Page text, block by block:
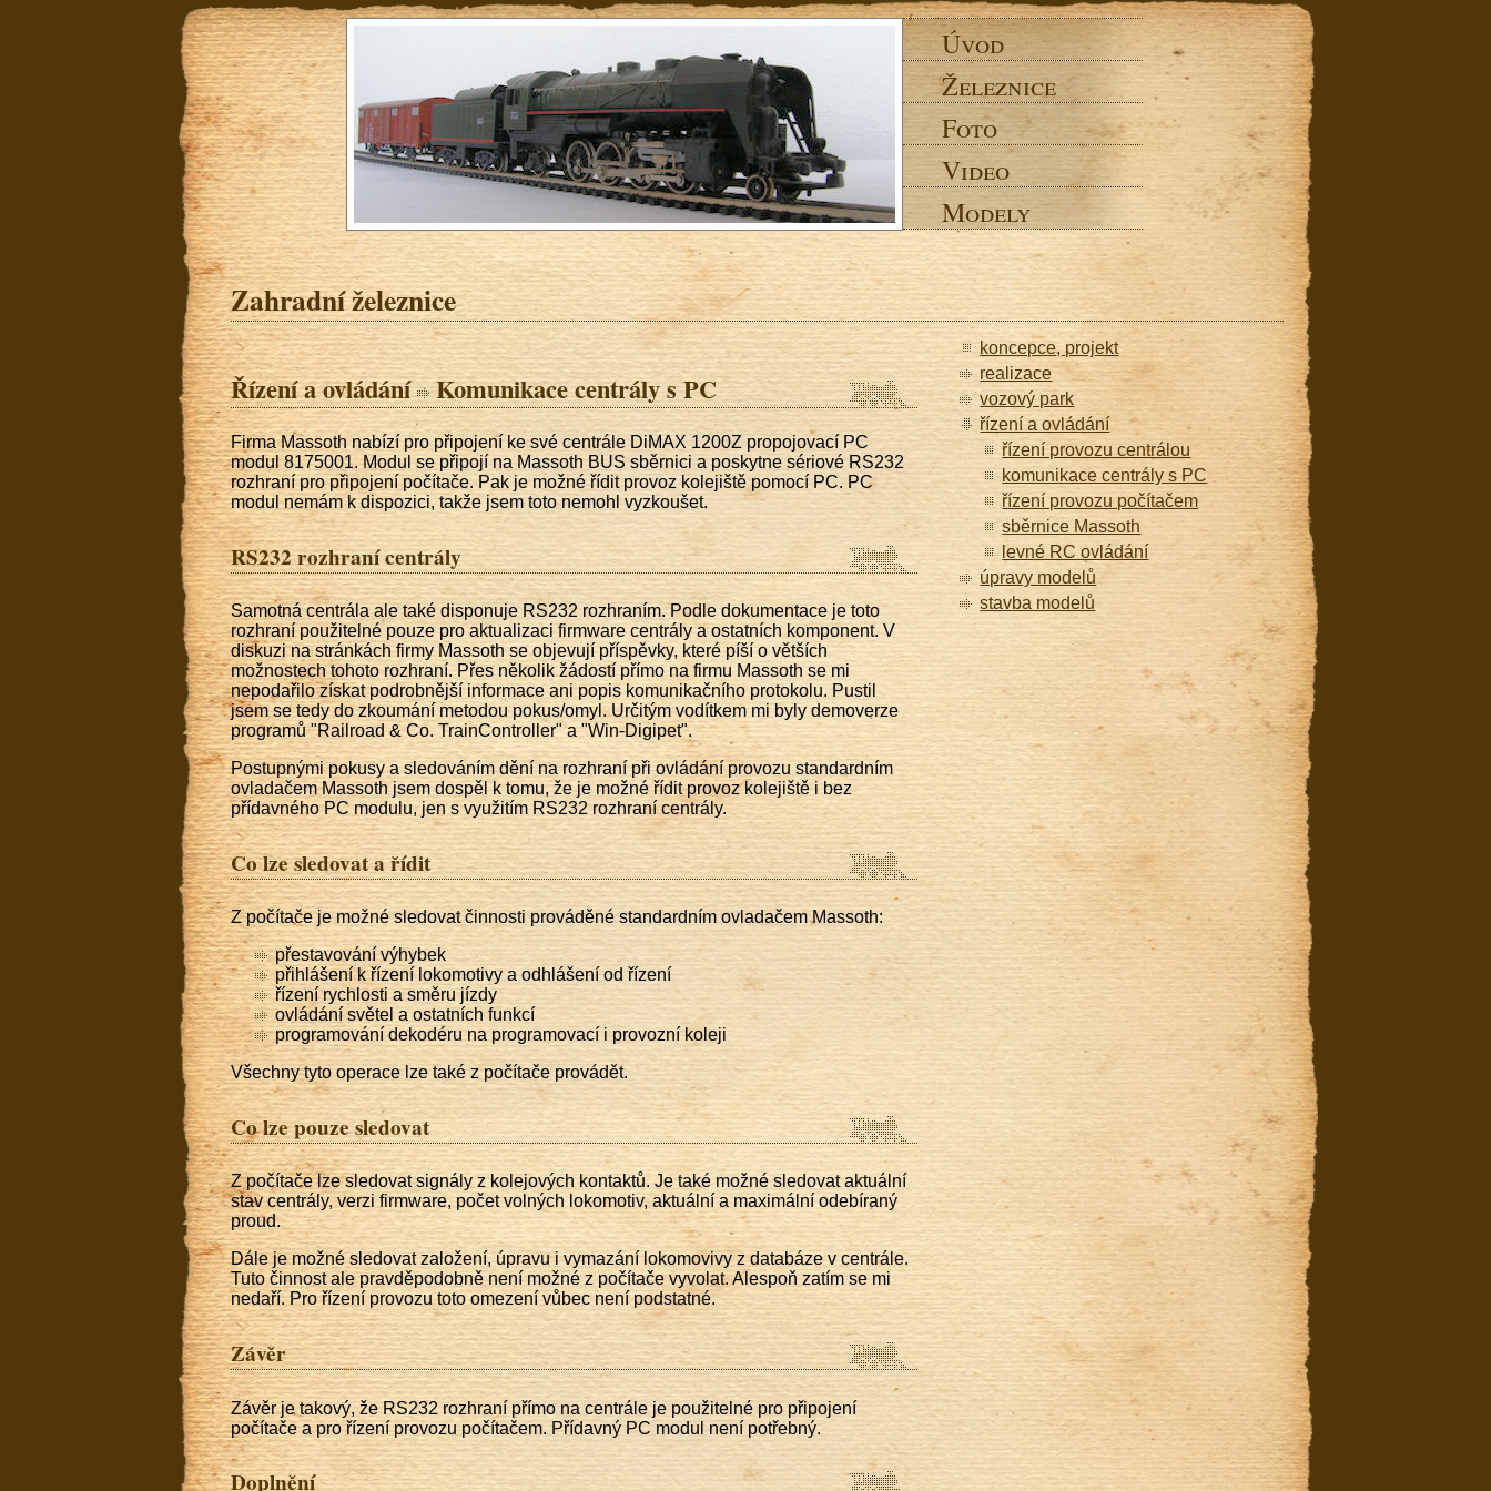
Úvod
Železnice
Foto
Video
Modely
Zahradní železnice
Řízení a ovládání Komunikace centrály s PC
Firma Massoth nabízí pro připojení ke své centrále DiMAX 1200Z propojovací PC
modul 8175001. Modul se připojí na Massoth BUS sběrnici a poskytne sériové RS232
rozhraní pro připojení počítače. Pak je možné řídit provoz kolejiště pomocí PC. PC
modul nemám k dispozici, takže jsem toto nemohl vyzkoušet.
RS232 rozhraní centrály
Samotná centrála ale také disponuje RS232 rozhraním. Podle dokumentace je toto
rozhraní použitelné pouze pro aktualizaci firmware centrály a ostatních komponent. V
diskuzi na stránkách firmy Massoth se objevují příspěvky, které píší o větších
možnostech tohoto rozhraní. Přes několik žádostí přímo na firmu Massoth se mi
nepodařilo získat podrobnější informace ani popis komunikačního protokolu. Pustil
jsem se tedy do zkoumání metodou pokus/omyl. Určitým vodítkem mi byly demoverze
programů "Railroad & Co. TrainController" a "Win-Digipet".
Postupnými pokusy a sledováním dění na rozhraní při ovládání provozu standardním
ovladačem Massoth jsem dospěl k tomu, že je možné řídit provoz kolejiště i bez
přídavného PC modulu, jen s využitím RS232 rozhraní centrály.
Co lze sledovat a řídit
Z počítače je možné sledovat činnosti prováděné standardním ovladačem Massoth:
přestavování výhybek
přihlášení k řízení lokomotivy a odhlášení od řízení
řízení rychlosti a směru jízdy
ovládání světel a ostatních funkcí
programování dekodéru na programovací i provozní koleji
Všechny tyto operace lze také z počítače provádět.
Co lze pouze sledovat
Z počítače lze sledovat signály z kolejových kontaktů. Je také možné sledovat aktuální
stav centrály, verzi firmware, počet volných lokomotiv, aktuální a maximální odebíraný
proud.
Dále je možné sledovat založení, úpravu i vymazání lokomovivy z databáze v centrále.
Tuto činnost ale pravděpodobně není možné z počítače vyvolat. Alespoň zatím se mi
nedaří. Pro řízení provozu toto omezení vůbec není podstatné.
Závěr
Závěr je takový, že RS232 rozhraní přímo na centrále je použitelné pro připojení
počítače a pro řízení provozu počítačem. Přídavný PC modul není potřebný.
Doplnění
koncepce, projekt
realizace
vozový park
řízení a ovládání
řízení provozu centrálou
komunikace centrály s PC
řízení provozu počítačem
sběrnice Massoth
levné RC ovládání
úpravy modelů
stavba modelů